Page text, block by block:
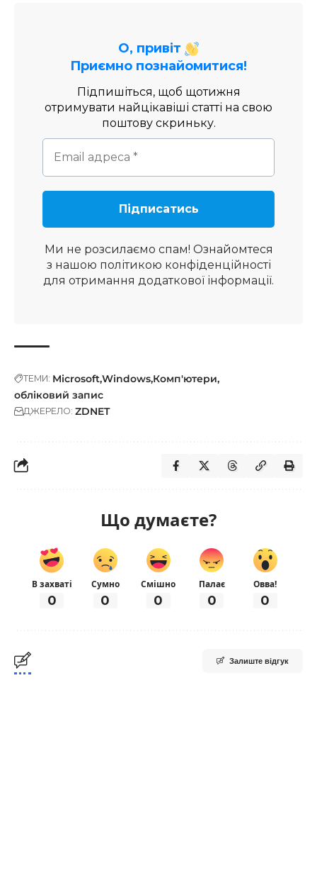
О, привіт
Приємно познайомитися!
Підпишіться, щоб щотижня
отримувати найцікавіші статті на свою
поштову скриньку.
Ми не розсилаємо спам! Ознайомтеся
з нашою політикою конфіденційності
для отримання додаткової інформації.
ТЕМИ: MicrosoftWindows Комп'ютери
обліковий запис
ДЖЕРЕЛО: ZDNET
Що думаєте?
В захваті
0
Сумно
0
Смішно
0
Палає
0
Овва!
0
Залиште відгук